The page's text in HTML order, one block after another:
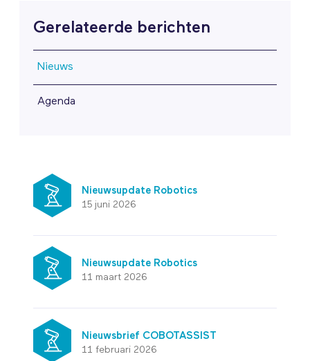
Gerelateerde berichten
Nieuws
Agenda
Nieuwsupdate Robotics
15 juni 2026
Nieuwsupdate Robotics
11 maart 2026
Nieuwsbrief COBOTASSIST
11 februari 2026